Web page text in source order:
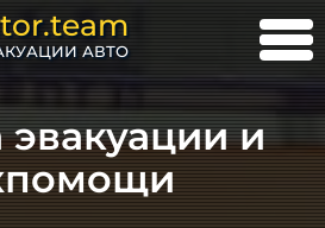
АВТО
и